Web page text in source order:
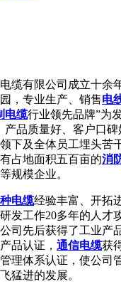
有限公司成立十余
，专业生产、销售电
电缆行业领先品牌”为
产品质量好、客户口
下及全体员工埋头苦
占地面积五百亩的消
规模企业。
电缆经验丰富、开拓
发工作20多年的人才
司先后获得了工业产
品认证， 通信电缆获
理体系认证，使公司
猛进的发展。